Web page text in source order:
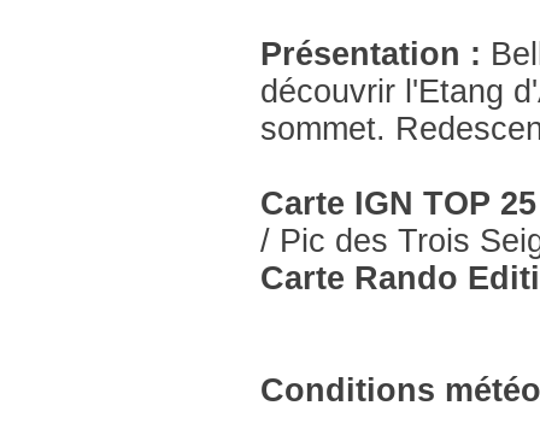
Présentation :
découvrir l'Etang
sommet.
Carte IGN TOP
/ Pic des Trois
Carte Rando
Conditions